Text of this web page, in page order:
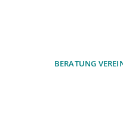
BERATUNG